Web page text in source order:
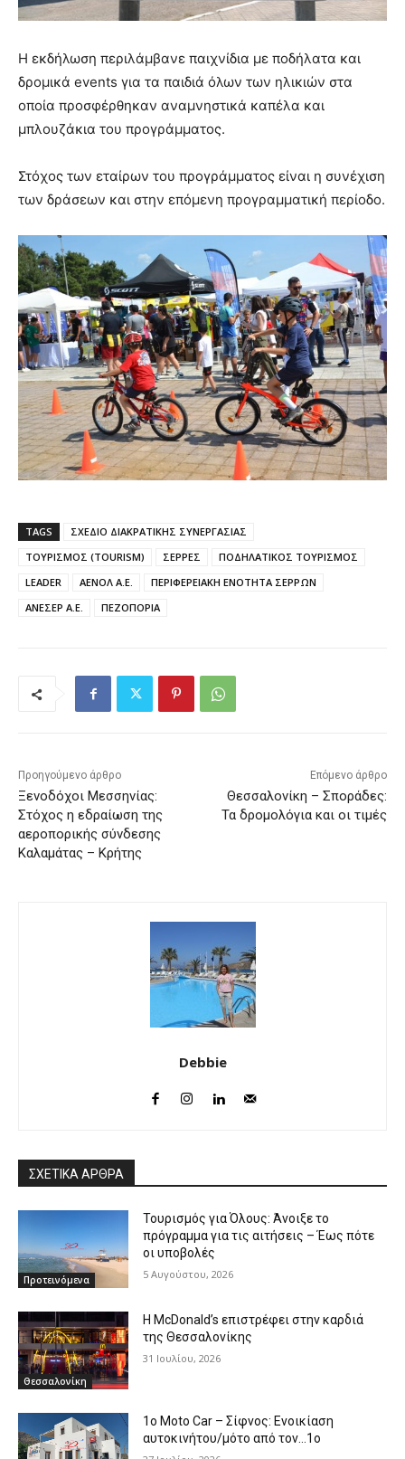
Η εκδήλωση περιλάμβανε παιχνίδια με ποδήλατα και
δρομικά events για τα παιδιά όλων των ηλικιών στα
οποία προσφέρθηκαν αναμνηστικά καπέλα και
μπλουζάκια του προγράμματος.
Στόχος των εταίρων του προγράμματος είναι η συνέχιση
των δράσεων και στην επόμενη προγραμματική περίοδο.
TAGS
ΣΧΕΔΙΟ ΔΙΑΚΡΑΤΙΚΗΣ ΣΥΝΕΡΓΑΣΙΑΣ
ΤΟΥΡΙΣΜΟΣ (TOURISM)
ΣΕΡΡΕΣ
ΠΟΔΗΛΑΤΙΚΟΣ ΤΟΥΡΙΣΜΟΣ
LEADER
ΑΕΝΟΛ Α.Ε.
ΠΕΡΙΦΕΡΕΙΑΚΗ ΕΝΟΤΗΤΑ ΣΕΡΡΩΝ
ΑΝΕΣΕΡ Α.Ε.
ΠΕΖΟΠΟΡΙΑ
Προηγούμενο άρθρο
Ξενοδόχοι Μεσσηνίας:
Στόχος η εδραίωση της
αεροπορικής σύνδεσης
Καλαμάτας – Κρήτης
Επόμενο άρθρο
Θεσσαλονίκη – Σποράδες:
Τα δρομολόγια και οι τιμές
Debbie
ΣΧΕΤΙΚΑ ΑΡΘΡΑ
Προτεινόμενα
Τουρισμός για Όλους: Άνοιξε το
πρόγραμμα για τις αιτήσεις – Έως πότε
οι υποβολές
5 Αυγούστου, 2026
Θεσσαλονίκη
Η McDonald’s επιστρέφει στην καρδιά
της Θεσσαλονίκης
31 Ιουλίου, 2026
1o Moto Car – Σίφνος: Ενοικίαση
αυτοκινήτου/μότο από τον…1ο